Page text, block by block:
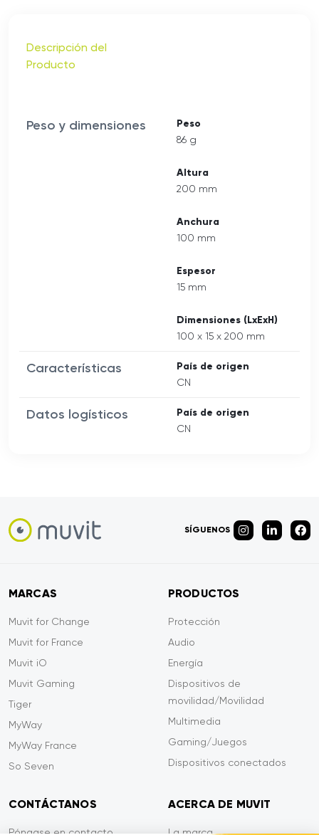
Descripción del
Producto
Peso y dimensiones Peso
86 g
Altura
200 mm
Anchura
100 mm
Espesor
15 mm
Dimensiones (LxExH)
100 x 15 x 200 mm
Características País de origen
CN
Datos logísticos País de origen
CN
SÍGUENOS
MARCAS
Muvit for Change
Muvit for France
Muvit iO
Muvit Gaming
Tiger
MyWay
MyWay France
So Seven
PRODUCTOS
Protección
Audio
Energía
Dispositivos de
movilidad/Movilidad
Multimedia
Gaming/Juegos
Dispositivos conectados
CONTÁCTANOS
Póngase en contacto
ACERCA DE MUVIT
La marca